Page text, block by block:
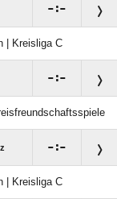
:
| Kreisliga C
:
:
| Kreisliga C